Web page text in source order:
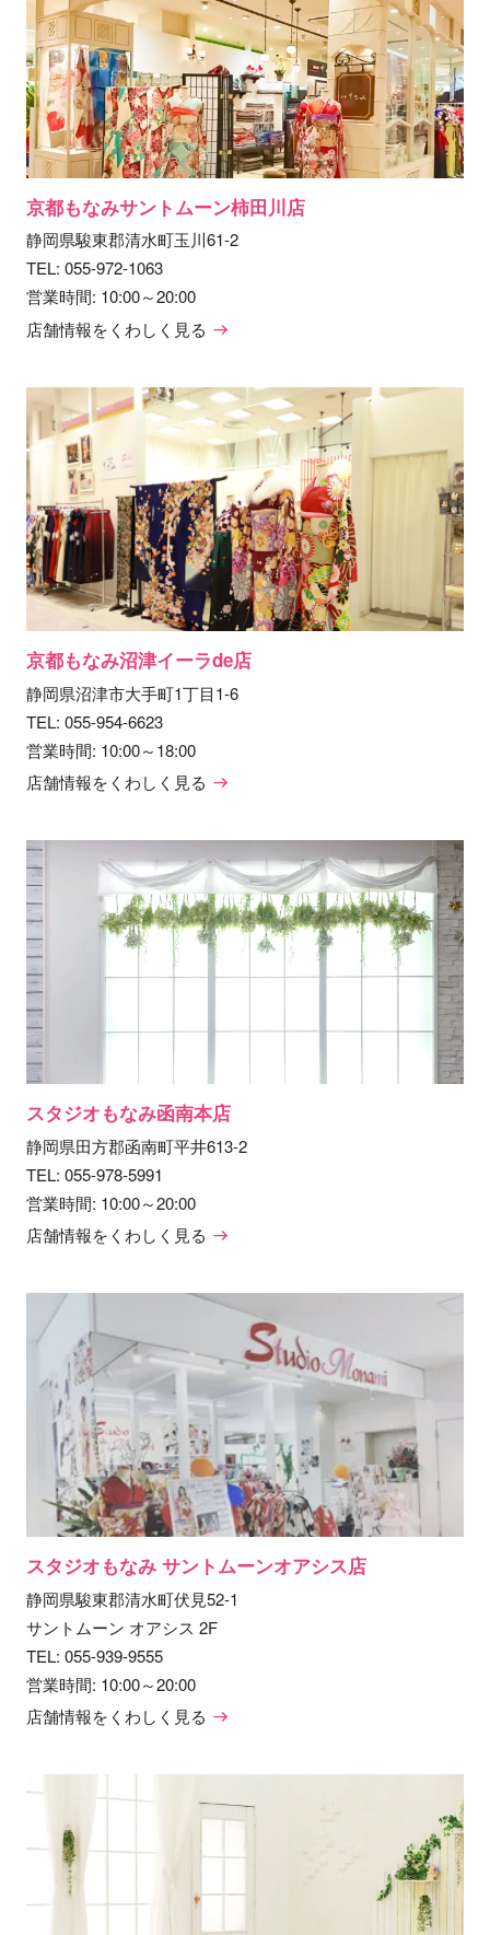
京都もなみサントムーン柿田川店
静岡県駿東郡清水町玉川61-2
TEL: 055-972-1063
営業時間: 10:00～20:00
店舗情報をくわしく見る
京都もなみ沼津イーラde店
静岡県沼津市大手町1丁目1-6
TEL: 055-954-6623
営業時間: 10:00～18:00
店舗情報をくわしく見る
スタジオもなみ函南本店
静岡県田方郡函南町平井613-2
TEL: 055-978-5991
営業時間: 10:00～20:00
店舗情報をくわしく見る
スタジオもなみ サントムーンオアシス店
静岡県駿東郡清水町伏見52-1
サントムーン オアシス 2F
TEL: 055-939-9555
営業時間: 10:00～20:00
店舗情報をくわしく見る